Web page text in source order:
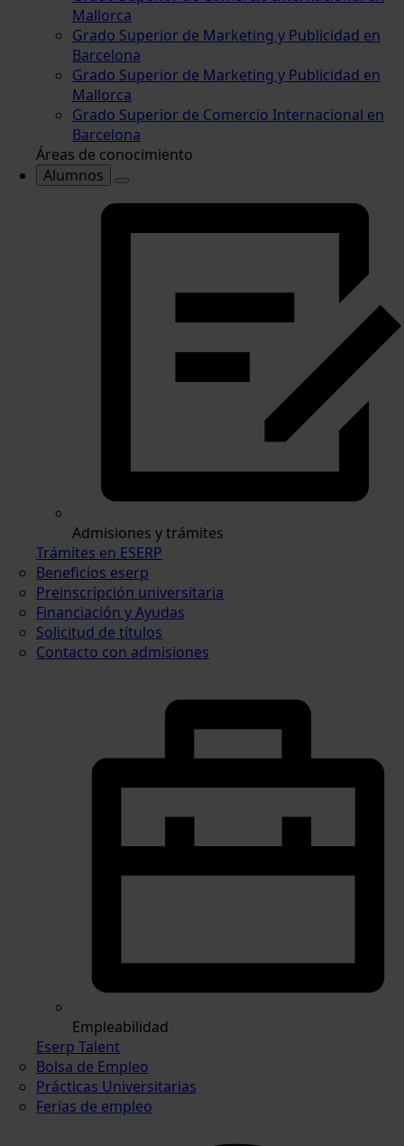
Mallorca
Grado Superior de Marketing y Publicidad en
Barcelona
Grado Superior de Marketing y Publicidad en
Mallorca
Grado Superior de Comercio Internacional en
Barcelona
Áreas de conocimiento
Alumnos
Admisiones y trámites
Trámites en ESERP
Beneficios eserp
Preinscripción universitaria
Financiación y Ayudas
Solicitud de títulos
Contacto con admisiones
Empleabilidad
Eserp Talent
Bolsa de Empleo
Prácticas Universitarias
Ferias de empleo